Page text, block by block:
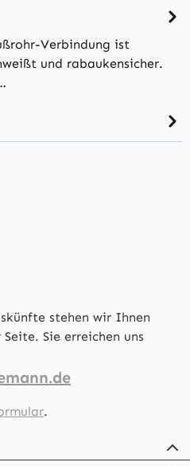
Verbindung ist
und rabaukensicher.
stehen wir Ihnen
Sie erreichen uns
.